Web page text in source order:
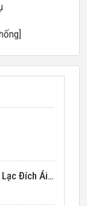
Độ Thiệu Hoa - Tầm Trảo Thất Lạc Đích Ái Tình